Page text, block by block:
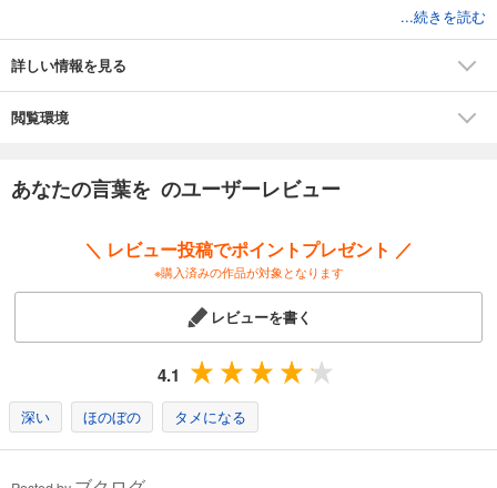
大人になってよかった、と思うこともたくさんあります。そのひとつ
が、「自分の言葉」で気持ちが伝えられるようになったことです。
...続きを読む
詳しい情報を見る
閲覧環境
あなたの言葉を のユーザーレビュー
＼ レビュー投稿でポイントプレゼント ／
※購入済みの作品が対象となります
レビューを書く
4.1
深い ほのぼの タメになる